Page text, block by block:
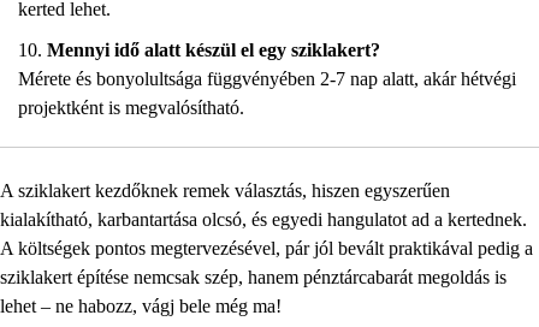
kerted lehet.
Mennyi idő alatt készül el egy sziklakert?
Mérete és bonyolultsága függvényében 2-7 nap alatt, akár hétvégi
projektként is megvalósítható.
A sziklakert kezdőknek remek választás, hiszen egyszerűen
kialakítható, karbantartása olcsó, és egyedi hangulatot ad a kertednek.
A költségek pontos megtervezésével, pár jól bevált praktikával pedig a
sziklakert építése nemcsak szép, hanem pénztárcabarát megoldás is
lehet – ne habozz, vágj bele még ma!